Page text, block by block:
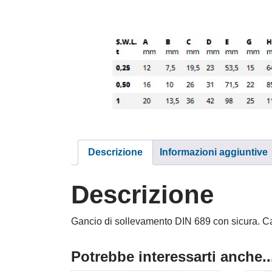
Descrizione Informazioni aggiuntive
Descrizione
Gancio di sollevamento DIN 689 con sicura.
Potrebbe interessarti